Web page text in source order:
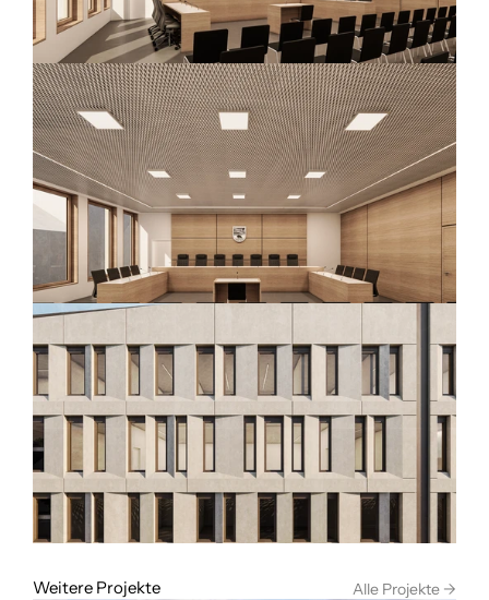
Weitere Projekte Alle Projekte ->